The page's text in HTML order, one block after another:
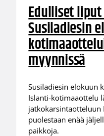
Edulliset
Susiladiesin
myynnissä
Susiladiesin elokuun
Islanti-kotimaaottelu
jatkokarsintaotteluun
puolestaan enää
paikkoja.